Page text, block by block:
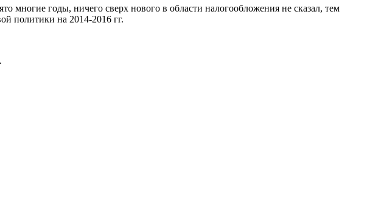
многие годы, ничего сверх нового в области налогообложения не сказал, тем
политики на 2014-2016 гг.